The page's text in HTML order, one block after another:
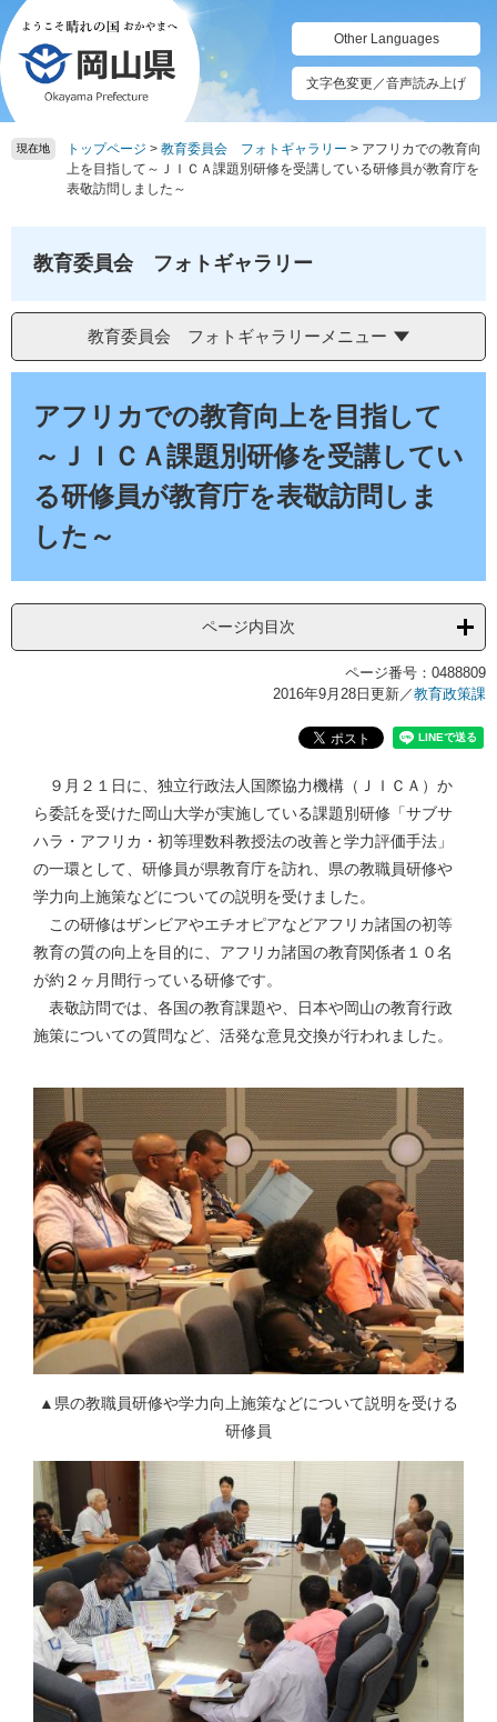
ペ
ー
ジ
の
先
頭
メ
ニ
ュ
ー
を
飛
Other Languages
文字色変更／音声読み上げ
現在地 トップページ > 教育委員会 フォトギャラリー > アフリカでの教育向
上を目指して～ＪＩＣＡ課題別研修を受講している研修員が教育庁を
表敬訪問しました～
教育委員会 フォトギャラリー
教育委員会 フォトギャラリーメニュー
アフリカでの教育向上を目指して
～ＪＩＣＡ課題別研修を受講してい
る研修員が教育庁を表敬訪問しま
した～
ページ内目次
ページ番号：0488809
2016年9月28日更新／教育政策課
９月２１日に、独立行政法人国際協力機構（ＪＩＣＡ）か
ら委託を受けた岡山大学が実施している課題別研修「サブサ
ハラ・アフリカ・初等理数科教授法の改善と学力評価手法」
の一環として、研修員が県教育庁を訪れ、県の教職員研修や
学力向上施策などについての説明を受けました。
この研修はザンビアやエチオピアなどアフリカ諸国の初等
教育の質の向上を目的に、アフリカ諸国の教育関係者１０名
が約２ヶ月間行っている研修です。
表敬訪問では、各国の教育課題や、日本や岡山の教育行政
施策についての質問など、活発な意見交換が行われました。
▲県の教職員研修や学力向上施策などについて説明を受ける
研修員